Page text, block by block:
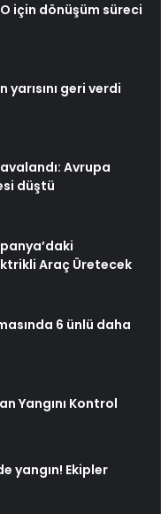
için dönüşüm süreci
yarısını geri verdi
Avrupa
düştü
Araç Üretecek
6 ünlü daha
Yangını Kontrol
yangın! Ekipler